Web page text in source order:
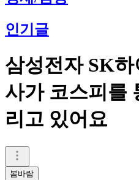
인기글
삼성전자 SK
사가 코스피를
리고 있어요
봄바람